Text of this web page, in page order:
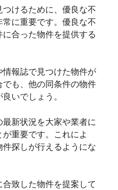
けるために、優良な不
に重要です。優良な不
合った物件を提供する
報誌で見つけた物件が
も、他の同条件の物件
いでしょう。
新状況を大家や業者に
重要です。これによ
探しが行えるようにな
致した物件を提案して